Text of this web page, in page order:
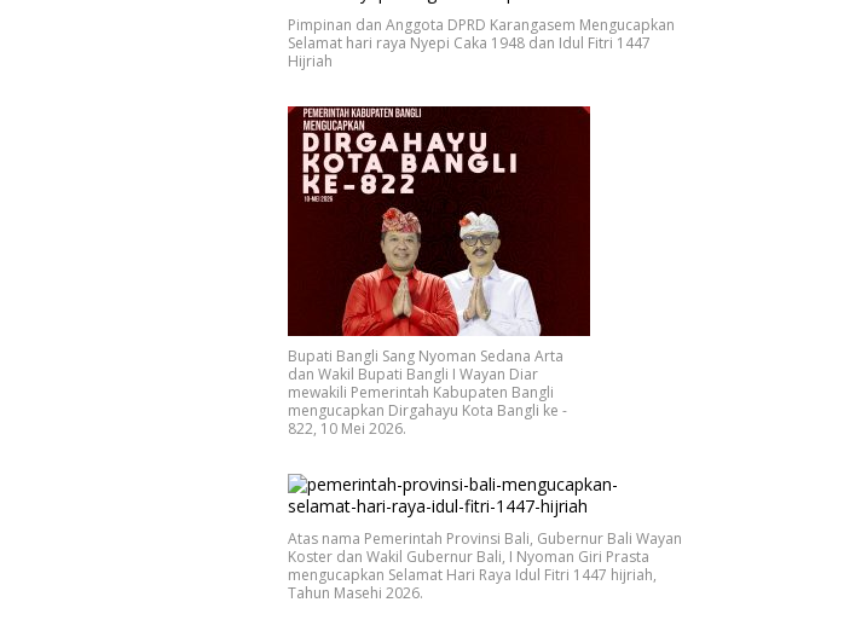
Pimpinan dan Anggota DPRD Karangasem Mengucapkan
Selamat hari raya Nyepi Caka 1948 dan Idul Fitri 1447
Hijriah
Bupati Bangli Sang Nyoman Sedana Arta
dan Wakil Bupati Bangli I Wayan Diar
mewakili Pemerintah Kabupaten Bangli
mengucapkan Dirgahayu Kota Bangli ke -
822, 10 Mei 2026.
Atas nama Pemerintah Provinsi Bali, Gubernur Bali Wayan
Koster dan Wakil Gubernur Bali, I Nyoman Giri Prasta
mengucapkan Selamat Hari Raya Idul Fitri 1447 hijriah,
Tahun Masehi 2026.